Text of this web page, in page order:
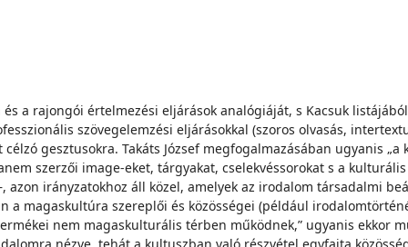
a rajongói értelmezési eljárások analógiáját, s Kacsuk
szövegelemzési eljárásokkal (szoros olvasás,
gesztusokra. Takáts József megfogalmazásában ugyanis
szerzői image-eket, tárgyakat, cselekvéssorokat s a
irányzatokhoz áll közel, amelyek az irodalom társadalmi
magaskultúra szereplői és közösségei (például
nem magaskulturális térben működnek,” ugyanis ekkor